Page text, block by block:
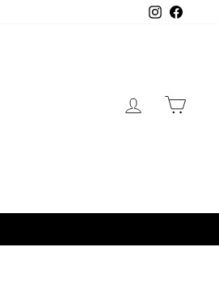
Instagram
INGRESAR